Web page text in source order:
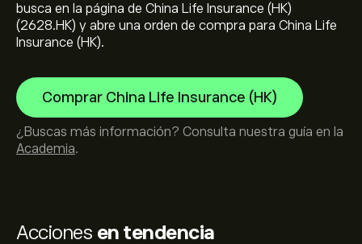
Acciones en tendencia
busca en la página de China Life Insurance (HK)
(2628.HK) y abre una orden de compra para China Life
Insurance (HK).
Comprar China Life Insurance (HK)
¿Buscas más información? Consulta nuestra guía en la
Academia.